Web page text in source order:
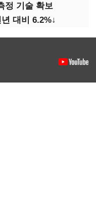
정 기술 확보
대비 6.2%↓